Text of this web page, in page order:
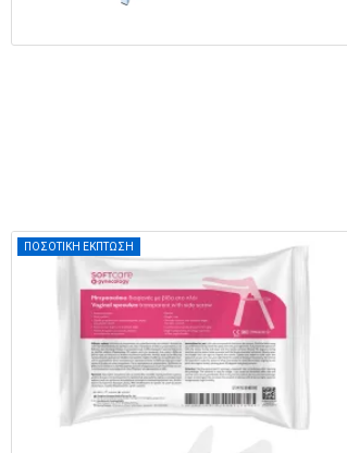
ΠΟΣΟΤΙΚΗ ΕΚΠΤΩΣΗ